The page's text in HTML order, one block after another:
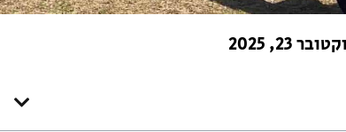
23, 2025